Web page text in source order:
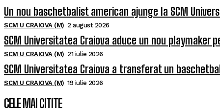
Un nou baschetbalist american ajunge la SCM
SCM U CRAIOVA (M) 2 august 2026
SCM Universitatea Craiova aduce un nou playmaker
SCM U CRAIOVA (M) 21 iulie 2026
SCM Universitatea Craiova a transferat un
SCM U CRAIOVA (M) 19 iulie 2026
CELE MAI CITITE